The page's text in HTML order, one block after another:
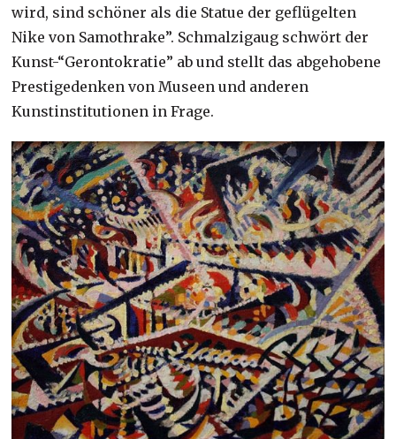
wird, sind schöner als die Statue der geflügelten
Nike von Samothrake”. Schmalzigaug schwört der
Kunst-“Gerontokratie” ab und stellt das abgehobene
Prestigedenken von Museen und anderen
Kunstinstitutionen in Frage.